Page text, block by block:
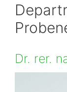
Dr. rer.